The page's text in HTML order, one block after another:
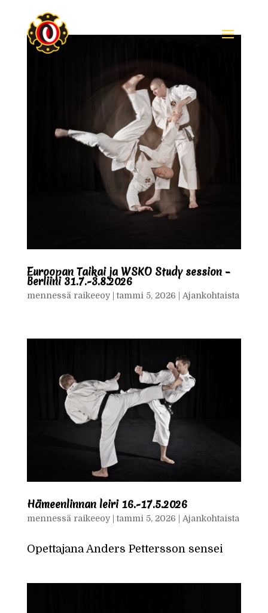
Skip To Content
Euroopan Taikai ja WSKO Study session –
Berliini 31.7.-3.8.2026
mennessä raikeeoy|tammi 5, 2026 Ajankohtaista
Hämeenlinnan leiri 16.-17.5.2026
mennessä raikeeoy|tammi 5, 2026 Ajankohtaista
Opettajana Anders Pettersson sensei